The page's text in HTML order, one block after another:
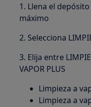
1. Llena el
máximo
2. Selecciona
3. Elija entre
VAPOR PLUS
Limpieza a
Limpieza a